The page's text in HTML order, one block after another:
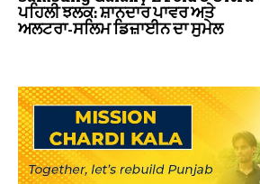
ਪਹਿਲੀ ਝਲਕ: ਸ਼ਾਨਦਾਰ ਪਾਵਰ ਅਤੇ
ਅਲਟਰਾ-ਸਲਿਮ ਡਿਜ਼ਾਈਨ ਦਾ ਸੁਮੇਲ